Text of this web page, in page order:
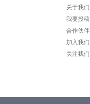
关于我们
我要投稿
合作伙伴
加入我们
关注我们